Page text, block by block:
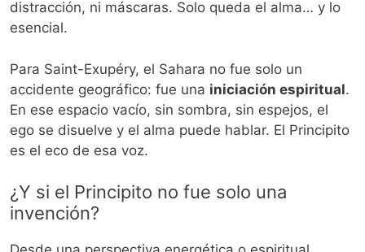
distracción, ni máscaras. Solo queda el alma… y lo
esencial.
Para Saint-Exupéry, el Sahara no fue solo un
accidente geográfico: fue una iniciación espiritual.
En ese espacio vacío, sin sombra, sin espejos, el
ego se disuelve y el alma puede hablar. El Principito
es el eco de esa voz.
¿Y si el Principito no fue solo una
invención?